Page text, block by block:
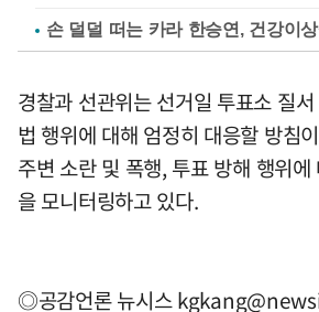
손 덜덜 떠는 카라 한승연, 건강이
경찰과 선관위는 선거일 투표소 질
법 행위에 대해 엄정히 대응할 방침
주변 소란 및 폭행, 투표 방해 행위
을 모니터링하고 있다.
◎공감언론 뉴시스